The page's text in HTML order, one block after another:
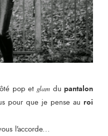
pop etglam du pantalon
pour que je pense au roi
l'accorde...